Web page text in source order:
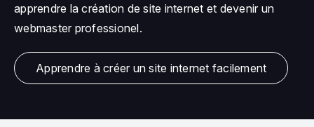
apprendre la création de site internet et devenir un
webmaster professionel.
Apprendre à créer un site internet facilement